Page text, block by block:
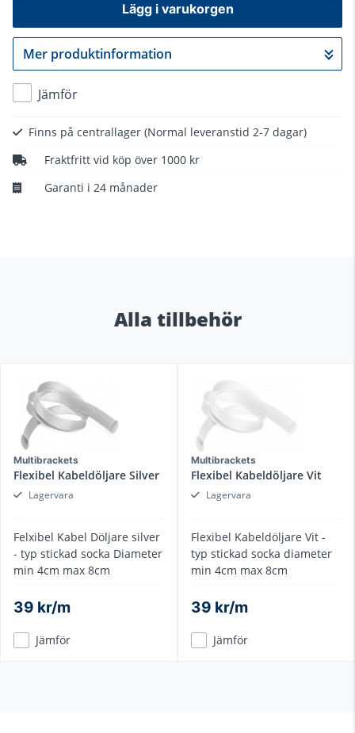
Lägg i varukorgen
Gå till kassan
Mer produktinformation
Jämför
Finns på centrallager (Normal leveranstid 2-7 dagar)
Fraktfritt vid köp över 1000 kr
Garanti i 24 månader
Alla tillbehör
Multibrackets
Flexibel Kabeldöljare Silver
Lagervara
Felxibel Kabel Döljare silver
- typ stickad socka Diameter
min 4cm max 8cm
39 kr/m
Jämför
Multibrackets
Flexibel Kabeldöljare Vit
Lagervara
Flexibel Kabeldöljare Vit -
typ stickad socka diameter
min 4cm max 8cm
39 kr/m
Jämför